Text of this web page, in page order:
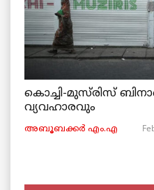
കൊച്ചി-മുസ്‌രിസ്
വ്യവഹാരവും
അബൂബക്കർ എം.എ